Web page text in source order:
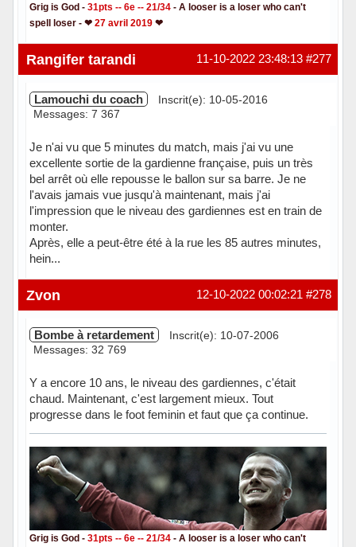
Grig is God - 31pts -- 6e -- 21/34 - A looser is a loser who can't
spell loser - ❤ 27 avril 2019❤
Hors ligne #277
11-10-2022 23:48:13
Rangifer tarandi
Lamouchi du coach
Inscrit(e): 10-05-2016
Messages: 7 367
Je n'ai vu que 5 minutes du match, mais j'ai vu une
excellente sortie de la gardienne française, puis un très
bel arrêt où elle repousse le ballon sur sa barre. Je ne
l'avais jamais vue jusqu'à maintenant, mais j'ai
l'impression que le niveau des gardiennes est en train de
monter.
Après, elle a peut-être été à la rue les 85 autres minutes,
hein...
Hors ligne #278
12-10-2022 00:02:21
Zvon
Bombe à retardement
Inscrit(e): 10-07-2006
Messages: 32 769
Y a encore 10 ans, le niveau des gardiennes, c'était
chaud. Maintenant, c'est largement mieux. Tout
progresse dans le foot feminin et faut que ça continue.
Grig is God - 31pts -- 6e -- 21/34 - A looser is a loser who can't